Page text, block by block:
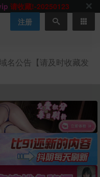
收藏!
不迷路！
请收藏!-20250123
迷路！
请收藏!
不迷路！
请收藏!-20250123
注册
名公告【请及时收藏发